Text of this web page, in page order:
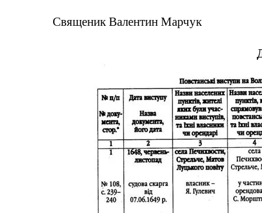
Священик Валентин Марчук